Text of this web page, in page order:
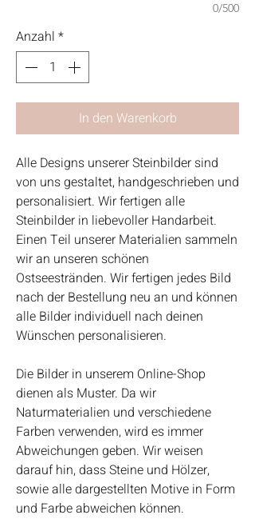
0/500
Anzahl *
In den Warenkorb
Alle Designs unserer Steinbilder sind
von uns gestaltet, handgeschrieben und
personalisiert. Wir fertigen alle
Steinbilder in liebevoller Handarbeit.
Einen Teil unserer Materialien sammeln
wir an unseren schönen
Ostseestränden. Wir fertigen jedes Bild
nach der Bestellung neu an und können
alle Bilder individuell nach deinen
Wünschen personalisieren.
Die Bilder in unserem Online-Shop
dienen als Muster. Da wir
Naturmaterialien und verschiedene
Farben verwenden, wird es immer
Abweichungen geben. Wir weisen
darauf hin, dass Steine und Hölzer,
sowie alle dargestellten Motive in Form
und Farbe abweichen können.